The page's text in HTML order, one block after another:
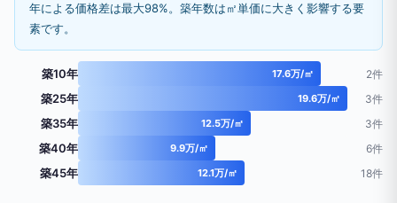
年による価格差は最大98%。築年数は㎡単価に大きく影響する要
素です。
築10年 17.6万/㎡ 2件
築25年 19.6万/㎡ 3件
築35年 12.5万/㎡ 3件
築40年 9.9万/㎡ 6件
築45年 12.1万/㎡ 18件